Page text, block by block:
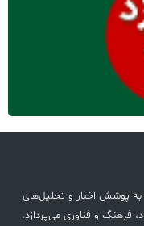
پوشش اخبار و تحلیل‌های
فرهنگ و فناوری می‌پردازد.